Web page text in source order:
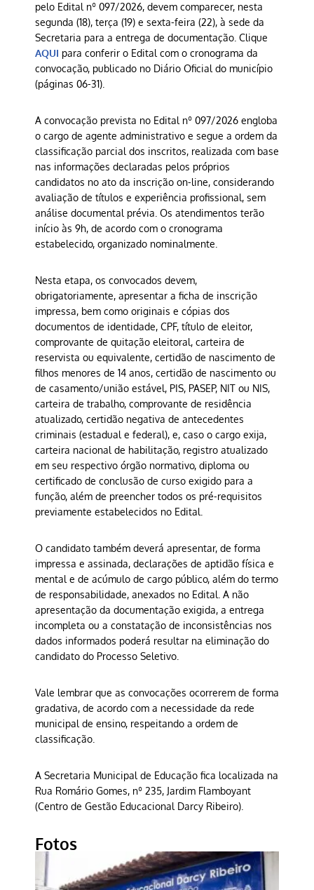
pelo Edital nº 097/2026, devem comparecer, nesta
segunda (18), terça (19) e sexta-feira (22), à sede da
Secretaria para a entrega de documentação. Clique
AQUI para conferir o Edital com o cronograma da
convocação, publicado no Diário Oficial do município
(páginas 06-31).
A convocação prevista no Edital nº 097/2026 engloba
o cargo de agente administrativo e segue a ordem da
classificação parcial dos inscritos, realizada com base
nas informações declaradas pelos próprios
candidatos no ato da inscrição on-line, considerando
avaliação de títulos e experiência profissional, sem
análise documental prévia. Os atendimentos terão
início às 9h, de acordo com o cronograma
estabelecido, organizado nominalmente.
Nesta etapa, os convocados devem,
obrigatoriamente, apresentar a ficha de inscrição
impressa, bem como originais e cópias dos
documentos de identidade, CPF, título de eleitor,
comprovante de quitação eleitoral, carteira de
reservista ou equivalente, certidão de nascimento de
filhos menores de 14 anos, certidão de nascimento ou
de casamento/união estável, PIS, PASEP, NIT ou NIS,
carteira de trabalho, comprovante de residência
atualizado, certidão negativa de antecedentes
criminais (estadual e federal), e, caso o cargo exija,
carteira nacional de habilitação, registro atualizado
em seu respectivo órgão normativo, diploma ou
certificado de conclusão de curso exigido para a
função, além de preencher todos os pré-requisitos
previamente estabelecidos no Edital.
O candidato também deverá apresentar, de forma
impressa e assinada, declarações de aptidão física e
mental e de acúmulo de cargo público, além do termo
de responsabilidade, anexados no Edital. A não
apresentação da documentação exigida, a entrega
incompleta ou a constatação de inconsistências nos
dados informados poderá resultar na eliminação do
candidato do Processo Seletivo.
Vale lembrar que as convocações ocorrerem de forma
gradativa, de acordo com a necessidade da rede
municipal de ensino, respeitando a ordem de
classificação.
A Secretaria Municipal de Educação fica localizada na
Rua Romário Gomes, nº 235, Jardim Flamboyant
(Centro de Gestão Educacional Darcy Ribeiro).
Fotos